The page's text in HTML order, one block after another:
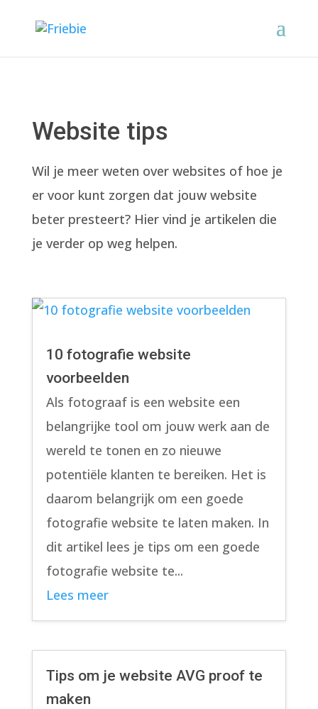
Website tips
Wil je meer weten over websites of hoe je
er voor kunt zorgen dat jouw website
beter presteert? Hier vind je artikelen die
je verder op weg helpen.
10 fotografie website
voorbeelden
Als fotograaf is een website een
belangrijke tool om jouw werk aan de
wereld te tonen en zo nieuwe
potentiële klanten te bereiken. Het is
daarom belangrijk om een goede
fotografie website te laten maken. In
dit artikel lees je tips om een goede
fotografie website te...
Lees meer
Tips om je website AVG proof te
maken